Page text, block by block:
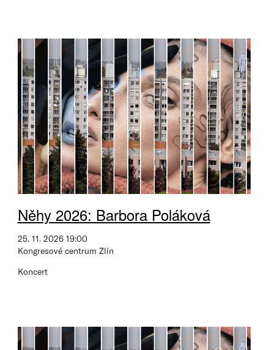
Něhy 2026: Barbora Poláková
25. 11. 2026 19:00
Kongresové centrum Zlín
Koncert